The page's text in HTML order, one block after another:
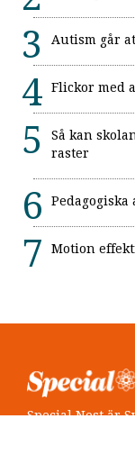
Autism går
Flickor med
Så kan
raster
Motion
Special Nest är